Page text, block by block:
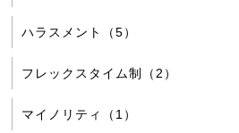
ハラスメント（5）
フレックスタイム制（2）
マイノリティ（1）